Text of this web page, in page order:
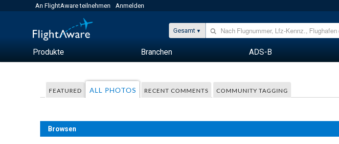
An FlightAware teilnehmen Anmelden
Gesamt
Produkte Branchen ADS-B
FEATURED ALL PHOTOS RECENT COMMENTS COMMUNITY TAGGING
Browsen